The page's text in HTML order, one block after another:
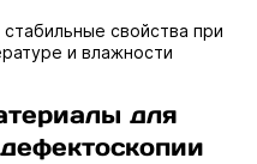
свойства при
и влажности
для